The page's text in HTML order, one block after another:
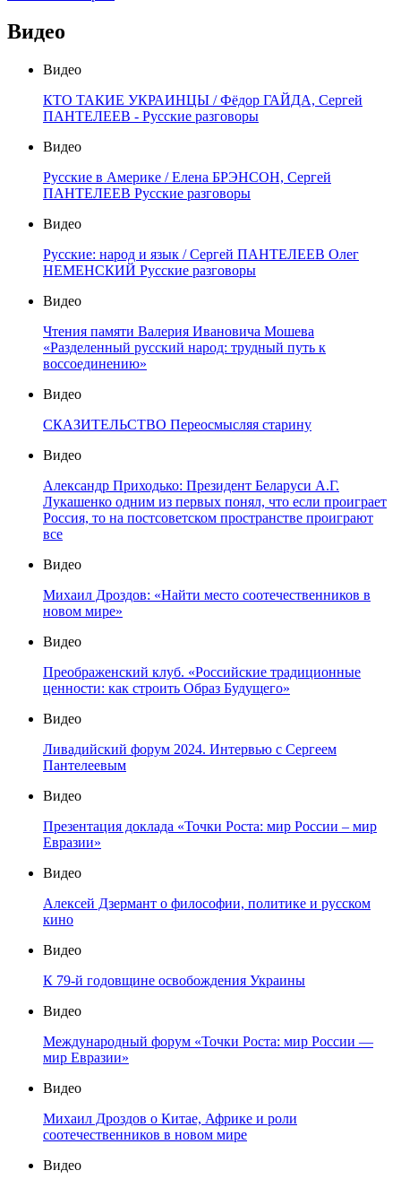
Видео
Видео
КТО ТАКИЕ УКРАИНЦЫ / Фёдор ГАЙДА, Сергей
ПАНТЕЛЕЕВ - Русские разговоры
Видео
Русские в Америке / Елена БРЭНСОН, Сергей
ПАНТЕЛЕЕВ Русские разговоры
Видео
Русские: народ и язык / Сергей ПАНТЕЛЕЕВ Олег
НЕМЕНСКИЙ Русские разговоры
Видео
Чтения памяти Валерия Ивановича Мошева
«Разделенный русский народ: трудный путь к
воссоединению»
Видео
СКАЗИТЕЛЬСТВО Переосмысляя старину
Видео
Александр Приходько: Президент Беларуси А.Г.
Лукашенко одним из первых понял, что если проиграет
Россия, то на постсоветском пространстве проиграют
все
Видео
Михаил Дроздов: «Найти место соотечественников в
новом мире»
Видео
Преображенский клуб. «Российские традиционные
ценности: как строить Образ Будущего»
Видео
Ливадийский форум 2024. Интервью с Сергеем
Пантелеевым
Видео
Презентация доклада «Точки Роста: мир России – мир
Евразии»
Видео
Алексей Дзермант о философии, политике и русском
кино
Видео
К 79-й годовщине освобождения Украины
Видео
Международный форум «Точки Роста: мир России —
мир Евразии»
Видео
Михаил Дроздов о Китае, Африке и роли
соотечественников в новом мире
Видео